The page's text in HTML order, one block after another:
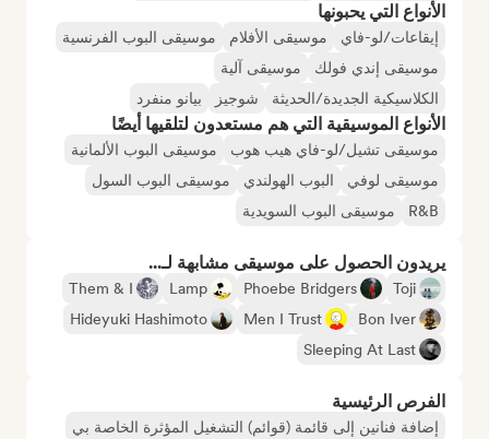
الأنواع التي يحبونها
إيقاعات/لو-فاي موسيقى الأفلام
موسيقى البوب الفرنسية
موسيقى إندي فولك
موسيقى آلية
الكلاسيكية الجديدة/الحديثة
شوجيز بيانو منفرد
الأنواع الموسيقية التي هم مستعدون لتلقيها أيضًا
موسيقى تشيل/لو-فاي هيب هوب
موسيقى البوب الألمانية
موسيقى لوفي
البوب الهولندي
موسيقى البوب السول
R&B
موسيقى البوب السويدية
يريدون الحصول على موسيقى مشابهة لـ...
Toji
Phoebe Bridgers
Lamp
Them & I
Bon Iver
Men I Trust
Hideyuki Hashimoto
Sleeping At Last
الفرص الرئيسية
إضافة فنانين إلى قائمة (قوائم) التشغيل المؤثرة الخاصة بي